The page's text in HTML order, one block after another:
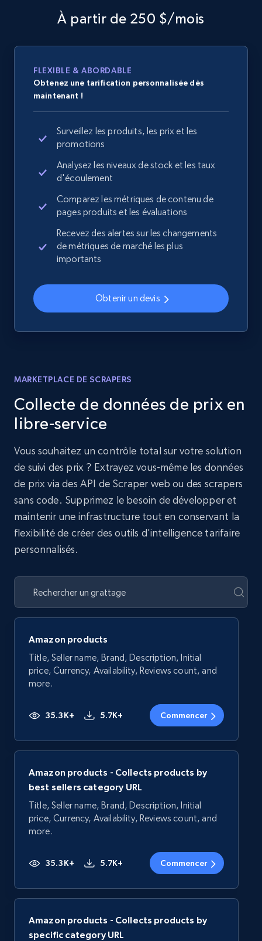
À partir de 250 $/mois
FLEXIBLE & ABORDABLE
Obtenez une tarification personnalisée dès
maintenant !
Surveillez les produits, les prix et les
promotions
Analysez les niveaux de stock et les taux
d'écoulement
Comparez les métriques de contenu de
pages produits et les évaluations
Recevez des alertes sur les changements
de métriques de marché les plus
importants
Obtenir un devis
MARKETPLACE DE SCRAPERS
Collecte de données de prix en
libre-service
Vous souhaitez un contrôle total sur votre solution
de suivi des prix ? Extrayez vous-même les données
de prix via des API de Scraper web ou des scrapers
sans code. Supprimez le besoin de développer et
maintenir une infrastructure tout en conservant la
flexibilité de créer des outils d'intelligence tarifaire
personnalisés.
Amazon products
Title, Seller name, Brand, Description, Initial
price, Currency, Availability, Reviews count, and
more.
35.3K+ 5.7K+ Commencer
Amazon products - Collects products by
best sellers category URL
Title, Seller name, Brand, Description, Initial
price, Currency, Availability, Reviews count, and
more.
35.3K+ 5.7K+ Commencer
Amazon products - Collects products by
specific category URL